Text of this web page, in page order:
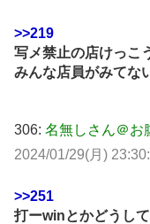
>>219
写メ禁止の店けっこ
みんな店員がみてな
306: 名無しさん＠お
2024/01/29(月)
>>251
打ーwinとかどうし